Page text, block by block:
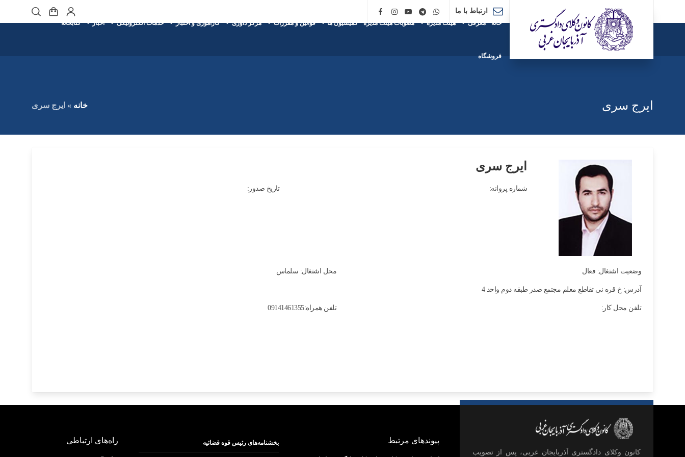
ارتباط با ما
خانه معرفی هیئت مدیره مصوبات هیئت مدیره کمیسیون ها قوانین و مقررات مرکز داوری کارآموزی و اختبار خدمات الکترونیکی اخبار کتابخانه
فروشگاه
ایرج سری خانه » ایرج سری
ایرج سری
شماره پروانه: تاریخ صدور:
وضعیت اشتغال: فعال محل اشتغال: سلماس
آدرس: خ قره نی تقاطع معلم مجتمع صدر طبقه دوم واحد 4
تلفن محل کار: تلفن همراه:09141461355
كانون وكلای دادگستری آذربايجان غربی، پس از تصويب
پیوندهای مرتبط بخشنامه‌های رئیس قوه قضائیه راه‌های ارتباطی